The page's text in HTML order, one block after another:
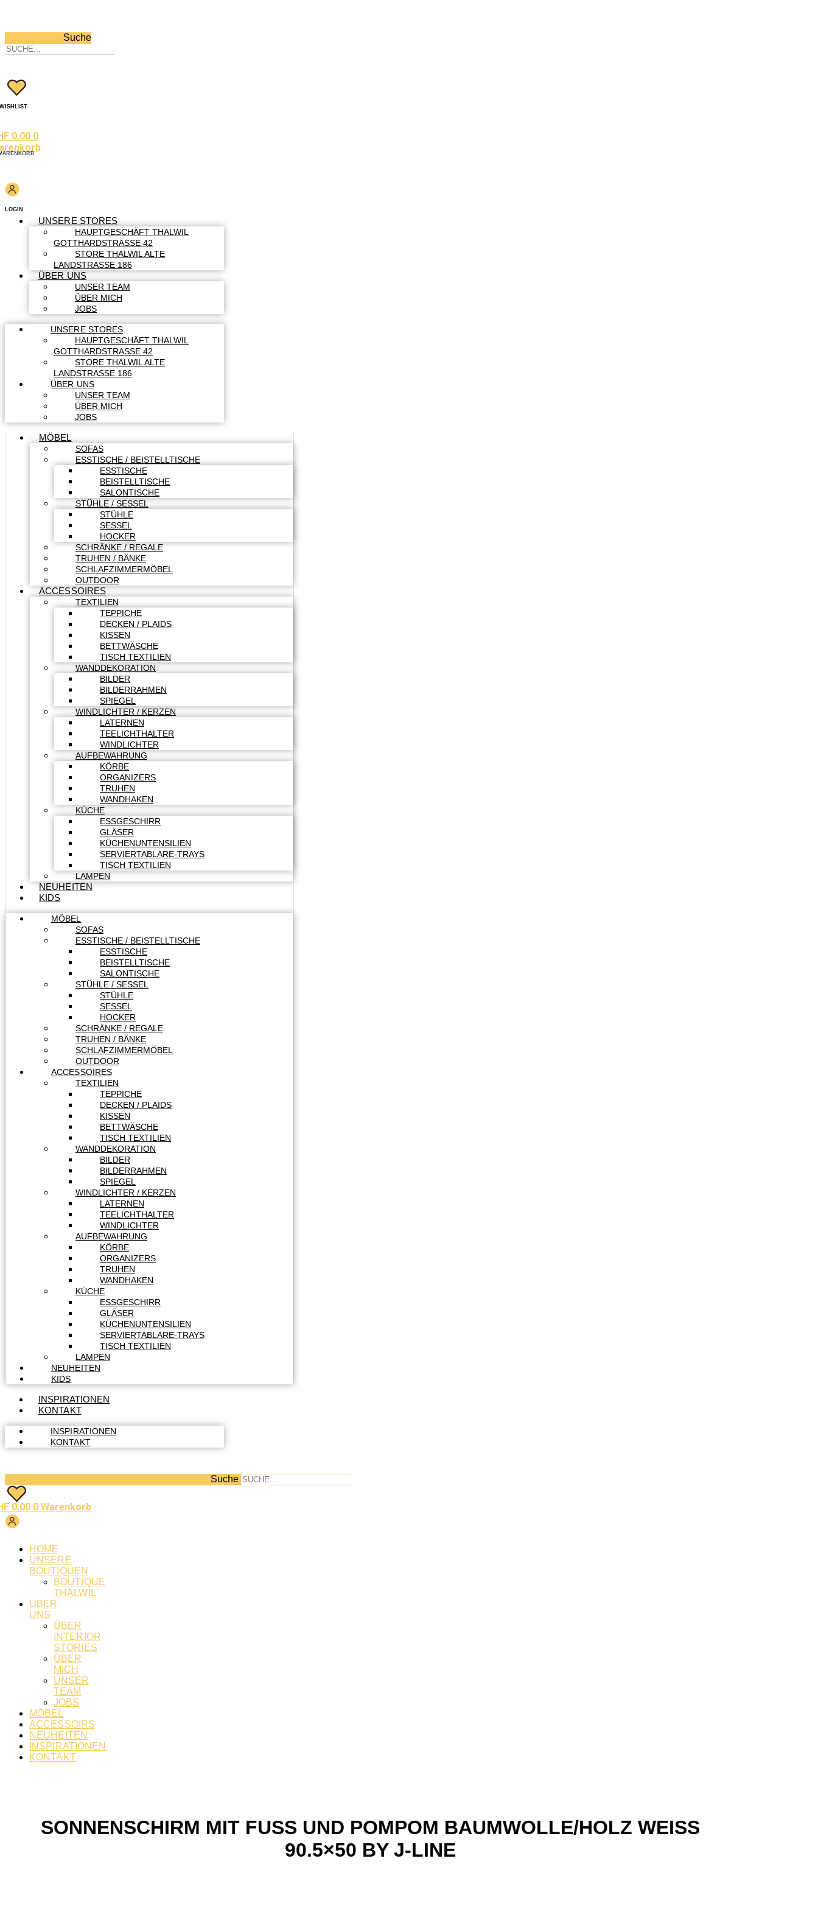
Suche
WISHLIST
0.00 0
LOGIN
UNSERE STORES
HAUPTGESCHÄFT THALWIL
GOTTHARDSTRASSE 42
STORE THALWIL ALTE
LANDSTRASSE 186
ÜBER UNS
UNSER TEAM
ÜBER MICH
JOBS
UNSERE STORES
HAUPTGESCHÄFT THALWIL
GOTTHARDSTRASSE 42
STORE THALWIL ALTE
LANDSTRASSE 186
ÜBER UNS
UNSER TEAM
ÜBER MICH
JOBS
MÖBEL
SOFAS
ESSTISCHE / BEISTELLTISCHE
ESSTISCHE
BEISTELLTISCHE
SALONTISCHE
STÜHLE / SESSEL
STÜHLE
SESSEL
HOCKER
SCHRÄNKE / REGALE
TRUHEN / BÄNKE
SCHLAFZIMMERMÖBEL
OUTDOOR
ACCESSOIRES
TEXTILIEN
TEPPICHE
DECKEN / PLAIDS
KISSEN
BETTWÄSCHE
TISCH TEXTILIEN
WANDDEKORATION
BILDER
BILDERRAHMEN
SPIEGEL
WINDLICHTER / KERZEN
LATERNEN
TEELICHTHALTER
WINDLICHTER
AUFBEWAHRUNG
KÖRBE
ORGANIZERS
TRUHEN
WANDHAKEN
KÜCHE
ESSGESCHIRR
GLÄSER
KÜCHENUNTENSILIEN
SERVIERTABLARE-TRAYS
TISCH TEXTILIEN
LAMPEN
NEUHEITEN
KIDS
MÖBEL
SOFAS
ESSTISCHE / BEISTELLTISCHE
ESSTISCHE
BEISTELLTISCHE
SALONTISCHE
STÜHLE / SESSEL
STÜHLE
SESSEL
HOCKER
SCHRÄNKE / REGALE
TRUHEN / BÄNKE
SCHLAFZIMMERMÖBEL
OUTDOOR
ACCESSOIRES
TEXTILIEN
TEPPICHE
DECKEN / PLAIDS
KISSEN
BETTWÄSCHE
TISCH TEXTILIEN
WANDDEKORATION
BILDER
BILDERRAHMEN
SPIEGEL
WINDLICHTER / KERZEN
LATERNEN
TEELICHTHALTER
WINDLICHTER
AUFBEWAHRUNG
KÖRBE
ORGANIZERS
TRUHEN
WANDHAKEN
KÜCHE
ESSGESCHIRR
GLÄSER
KÜCHENUNTENSILIEN
SERVIERTABLARE-TRAYS
TISCH TEXTILIEN
LAMPEN
NEUHEITEN
KIDS
INSPIRATIONEN
KONTAKT
INSPIRATIONEN
KONTAKT
Suche
0.00 0 Warenkorb
HOME
UNSERE
BOUTIQUEN
BOUTIQUE
THALWIL
ÜBER
UNS
ÜBER
INTERIOR
STORIES
ÜBER
MICH
UNSER
TEAM
JOBS
MÖBEL
ACCESSOIRS
NEUHEITEN
INSPIRATIONEN
KONTAKT
SONNENSCHIRM MIT FUSS UND POMPOM BAUMWOLLE/HOLZ WEISS
90.5×50 BY J-LINE